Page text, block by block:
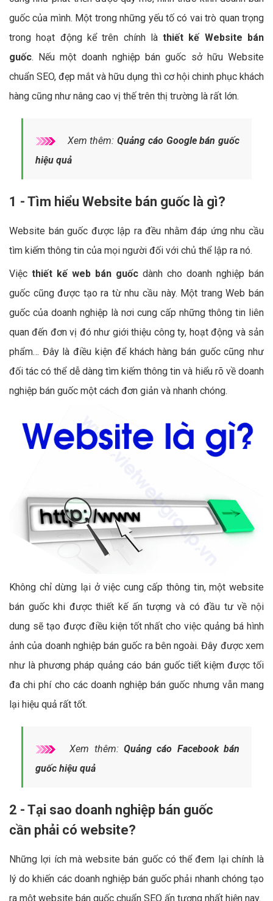
guốc của mình. Một trong những yếu tố có vai trò quan trọng
trong hoạt động kể trên chính làthiết kế Website bán
guốc. Nếu một doanh nghiệp bán guốc sở hữu Website
chuẩn SEO, đẹp mắt và hữu dụng thì cơ hội chinh phục khách
hàng cũng như nâng cao vị thế trên thị trường là rất lớn.
Xem thêm:Quảng cáo Google bán guốc
hiệu quả
1 - Tìm hiểu Website bán guốc là gì?
Website bán guốc được lập ra đều nhằm đáp ứng nhu cầu
tìm kiếm thông tin của mọi người đối với chủ thể lập ra nó.
Việc thiết kế web bán guốc dành cho doanh nghiệp bán
guốc cũng được tạo ra từ nhu cầu này. Một trang Web bán
guốc của doanh nghiệp là nơi cung cấp những thông tin liên
quan đến đơn vị đó như giới thiệu công ty, hoạt động và sản
phẩm… Đây là điều kiện để khách hàng bán guốc cũng như
đối tác có thể dễ dàng tìm kiếm thông tin và hiểu rõ về doanh
nghiệp bán guốc một cách đơn giản và nhanh chóng.
Không chỉ dừng lại ở việc cung cấp thông tin, một website
bán guốc khi được thiết kế ấn tượng và có đầu tư về nội
dung sẽ tạo được điều kiện tốt nhất cho việc quảng bá hình
ảnh của doanh nghiệp bán guốc ra bên ngoài. Đây được xem
như là phương pháp quảng cáo bán guốc tiết kiệm được tối
đa chi phí cho các doanh nghiệp bán guốc nhưng vẫn mang
lại hiệu quả rất tốt.
Xem thêm: Quảng cáo Facebook bán
guốc hiệu quả
2 - Tại sao doanh nghiệp bán guốc
cần phải có website?
Những lợi ích mà website bán guốc có thể đem lại chính là
lý do khiến các doanh nghiệp bán guốc phải nhanh chóng tạo
ra một website bán guốc chuẩn SEO ấn tượng nhất hiện nay.